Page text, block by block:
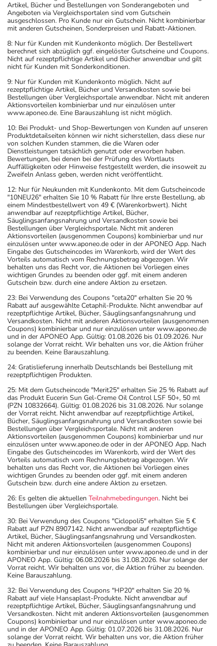
Artikel, Bücher und Bestellungen von Sonderangeboten und
Angeboten via Vergleichsportalen sind vom Gutschein
ausgeschlossen. Pro Kunde nur ein Gutschein. Nicht kombinierbar
mit anderen Gutscheinen, Sonderpreisen und Rabatt-Aktionen.
8: Nur für Kunden mit Kundenkonto möglich. Der Bestellwert
berechnet sich abzüglich ggf. eingelöster Gutscheine und Coupons.
Nicht auf rezeptpflichtige Artikel und Bücher anwendbar und gilt
nicht für Kunden mit Sonderkonditionen.
9: Nur für Kunden mit Kundenkonto möglich. Nicht auf
rezeptpflichtige Artikel, Bücher und Versandkosten sowie bei
Bestellungen über Vergleichsportale anwendbar. Nicht mit anderen
Aktionsvorteilen kombinierbar und nur einzulösen unter
www.aponeo.de. Eine Barauszahlung ist nicht möglich.
10: Bei Produkt- und Shop-Bewertungen von Kunden auf unseren
Produktdetailseiten können wir nicht sicherstellen, dass diese nur
von solchen Kunden stammen, die die Waren oder
Dienstleistungen tatsächlich genutzt oder erworben haben.
Bewertungen, bei denen bei der Prüfung des Wortlauts
Auffälligkeiten oder Hinweise festgestellt werden, die insoweit zu
Zweifeln Anlass geben, werden nicht veröffentlicht.
12: Nur für Neukunden mit Kundenkonto. Mit dem Gutscheincode
"10NEU26" erhalten Sie 10 % Rabatt für Ihre erste Bestellung, ab
einem Mindestbestellwert von 49 € (Warenkorbwert). Nicht
anwendbar auf rezeptpflichtige Artikel, Bücher,
Säuglingsanfangsnahrung und Versandkosten sowie bei
Bestellungen über Vergleichsportale. Nicht mit anderen
Aktionsvorteilen (ausgenommen Coupons) kombinierbar und nur
einzulösen unter www.aponeo.de oder in der APONEO App. Nach
Eingabe des Gutscheincodes im Warenkorb, wird der Wert des
Vorteils automatisch vom Rechnungsbetrag abgezogen. Wir
behalten uns das Recht vor, die Aktionen bei Vorliegen eines
wichtigen Grundes zu beenden oder ggf. mit einem anderen
Gutschein bzw. durch eine andere Aktion zu ersetzen.
23: Bei Verwendung des Coupons "ceta20" erhalten Sie 20 %
Rabatt auf ausgewählte Cetaphil-Produkte. Nicht anwendbar auf
rezeptpflichtige Artikel, Bücher, Säuglingsanfangsnahrung und
Versandkosten. Nicht mit anderen Aktionsvorteilen (ausgenommen
Coupons) kombinierbar und nur einzulösen unter www.aponeo.de
und in der APONEO App. Gültig: 01.08.2026 bis 01.09.2026. Nur
solange der Vorrat reicht. Wir behalten uns vor, die Aktion früher
zu beenden. Keine Barauszahlung.
24: Gratislieferung innerhalb Deutschlands bei Bestellung mit
rezeptpflichtigen Produkten.
25: Mit dem Gutscheincode "Merit25" erhalten Sie 25 % Rabatt auf
das Produkt Eucerin Sun Gel-Creme Oil Control LSF 50+, 50 ml
(PZN 10832664). Gültig: 01.08.2026 bis 31.08.2026. Nur solange
der Vorrat reicht. Nicht anwendbar auf rezeptpflichtige Artikel,
Bücher, Säuglingsanfangsnahrung und Versandkosten sowie bei
Bestellungen über Vergleichsportale. Nicht mit anderen
Aktionsvorteilen (ausgenommen Coupons) kombinierbar und nur
einzulösen unter www.aponeo.de oder in der APONEO App. Nach
Eingabe des Gutscheincodes im Warenkorb, wird der Wert des
Vorteils automatisch vom Rechnungsbetrag abgezogen. Wir
behalten uns das Recht vor, die Aktionen bei Vorliegen eines
wichtigen Grundes zu beenden oder ggf. mit einem anderen
Gutschein bzw. durch eine andere Aktion zu ersetzen.
26: Es gelten die aktuellen Teilnahmebedingungen. Nicht bei
Bestellungen über Vergleichsportale.
30: Bei Verwendung des Coupons "Ciclopoli5" erhalten Sie 5 €
Rabatt auf PZN 8907142. Nicht anwendbar auf rezeptpflichtige
Artikel, Bücher, Säuglingsanfangsnahrung und Versandkosten.
Nicht mit anderen Aktionsvorteilen (ausgenommen Coupons)
kombinierbar und nur einzulösen unter www.aponeo.de und in der
APONEO App. Gültig: 06.08.2026 bis 31.08.2026. Nur solange der
Vorrat reicht. Wir behalten uns vor, die Aktion früher zu beenden.
Keine Barauszahlung.
32: Bei Verwendung des Coupons "HP20" erhalten Sie 20 %
Rabatt auf viele Hansaplast-Produkte. Nicht anwendbar auf
rezeptpflichtige Artikel, Bücher, Säuglingsanfangsnahrung und
Versandkosten. Nicht mit anderen Aktionsvorteilen (ausgenommen
Coupons) kombinierbar und nur einzulösen unter www.aponeo.de
und in der APONEO App. Gültig: 01.07.2026 bis 31.08.2026. Nur
solange der Vorrat reicht. Wir behalten uns vor, die Aktion früher